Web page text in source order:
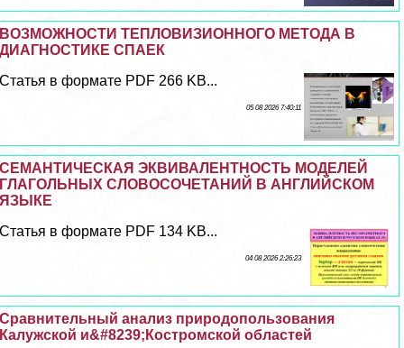
ВОЗМОЖНОСТИ ТЕПЛОВИЗИОННОГО МЕТОДА В
ДИАГНОСТИКЕ СПАЕК
Статья в формате PDF 266 KB...
05 08 2026 7:40:11
СЕМАНТИЧЕСКАЯ ЭКВИВАЛЕНТНОСТЬ МОДЕЛЕЙ
ГЛАГОЛЬНЫХ СЛОВОСОЧЕТАНИЙ В АНГЛИЙСКОМ
ЯЗЫКЕ
Статья в формате PDF 134 KB...
04 08 2026 2:26:23
Сравнительный анализ природопользования
Калужской и&#8239;Костромской областей